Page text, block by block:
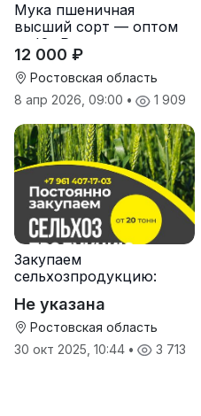
Мука пшеничная
высший сорт — оптом
от Юг Руси
12 000 ₽
Ростовская область
8 апр 2026, 09:00 • 1 909
Закупаем
сельхозпродукцию:
подсолнечник
Не указана
Ростовская область
30 окт 2025, 10:44 • 3 713